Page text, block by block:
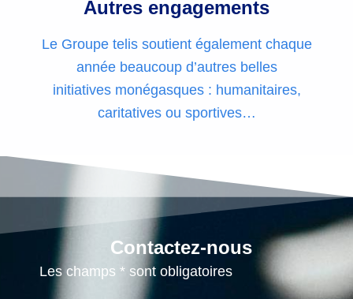
Autres engagements
Le Groupe telis soutient également chaque
année beaucoup d’autres belles
initiatives monégasques : humanitaires,
caritatives ou sportives…
Contactez-nous
Les champs * sont obligatoires